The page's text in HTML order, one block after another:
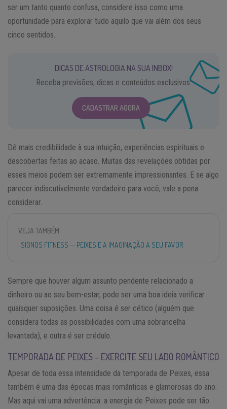
ser um tanto quanto confusa, considere isso como uma
oportunidade para explorar tudo aquilo que vai além dos seus
cinco sentidos.
DICAS DE ASTROLOGIA NA SUA INBOX!
Receba previsões, dicas e conteúdos exclusivos.
CADASTRAR AGORA
Dê mais credibilidade à sua intuição, experiências espirituais e
descobertas feitas ao acaso. Muitas das revelações obtidas por
esses meios podem ser extremamente impressionantes. E se algo
parecer indiscutivelmente verdadeiro para você, vale a pena
considerar.
VEJA TAMBÉM
SIGNOS FITNESS — PEIXES E A IMAGINAÇÃO A SEU FAVOR
Sempre que houver algum assunto pendente relacionado a
dinheiro ou ao seu bem-estar, pode ser uma boa ideia verificar
quaisquer suposições. Uma coisa é ser cético (alguém que
considera todas as possibilidades com uma sobrancelha
levantada), e outra é ser crédulo.
TEMPORADA DE PEIXES – EXERCITE SEU LADO ROMÂNTICO
Apesar de toda essa intensidade da temporada de Peixes, essa
também é uma das épocas mais românticas e glamorosas do ano.
Mas aqui vai uma advertência: a energia de Peixes pode ser tão